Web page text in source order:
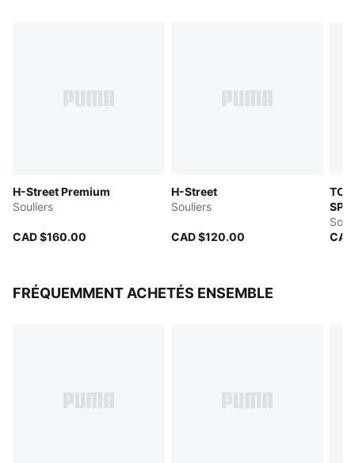
H-Street Premium
Souliers
CAD $160.00
H-Street
Souliers
CAD $120.00
FRÉQUEMMENT ACHETÉS ENSEMBLE